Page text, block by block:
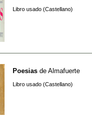
Libro usado (Castellano)
Poesias de Almafuerte
Libro usado (Castellano)